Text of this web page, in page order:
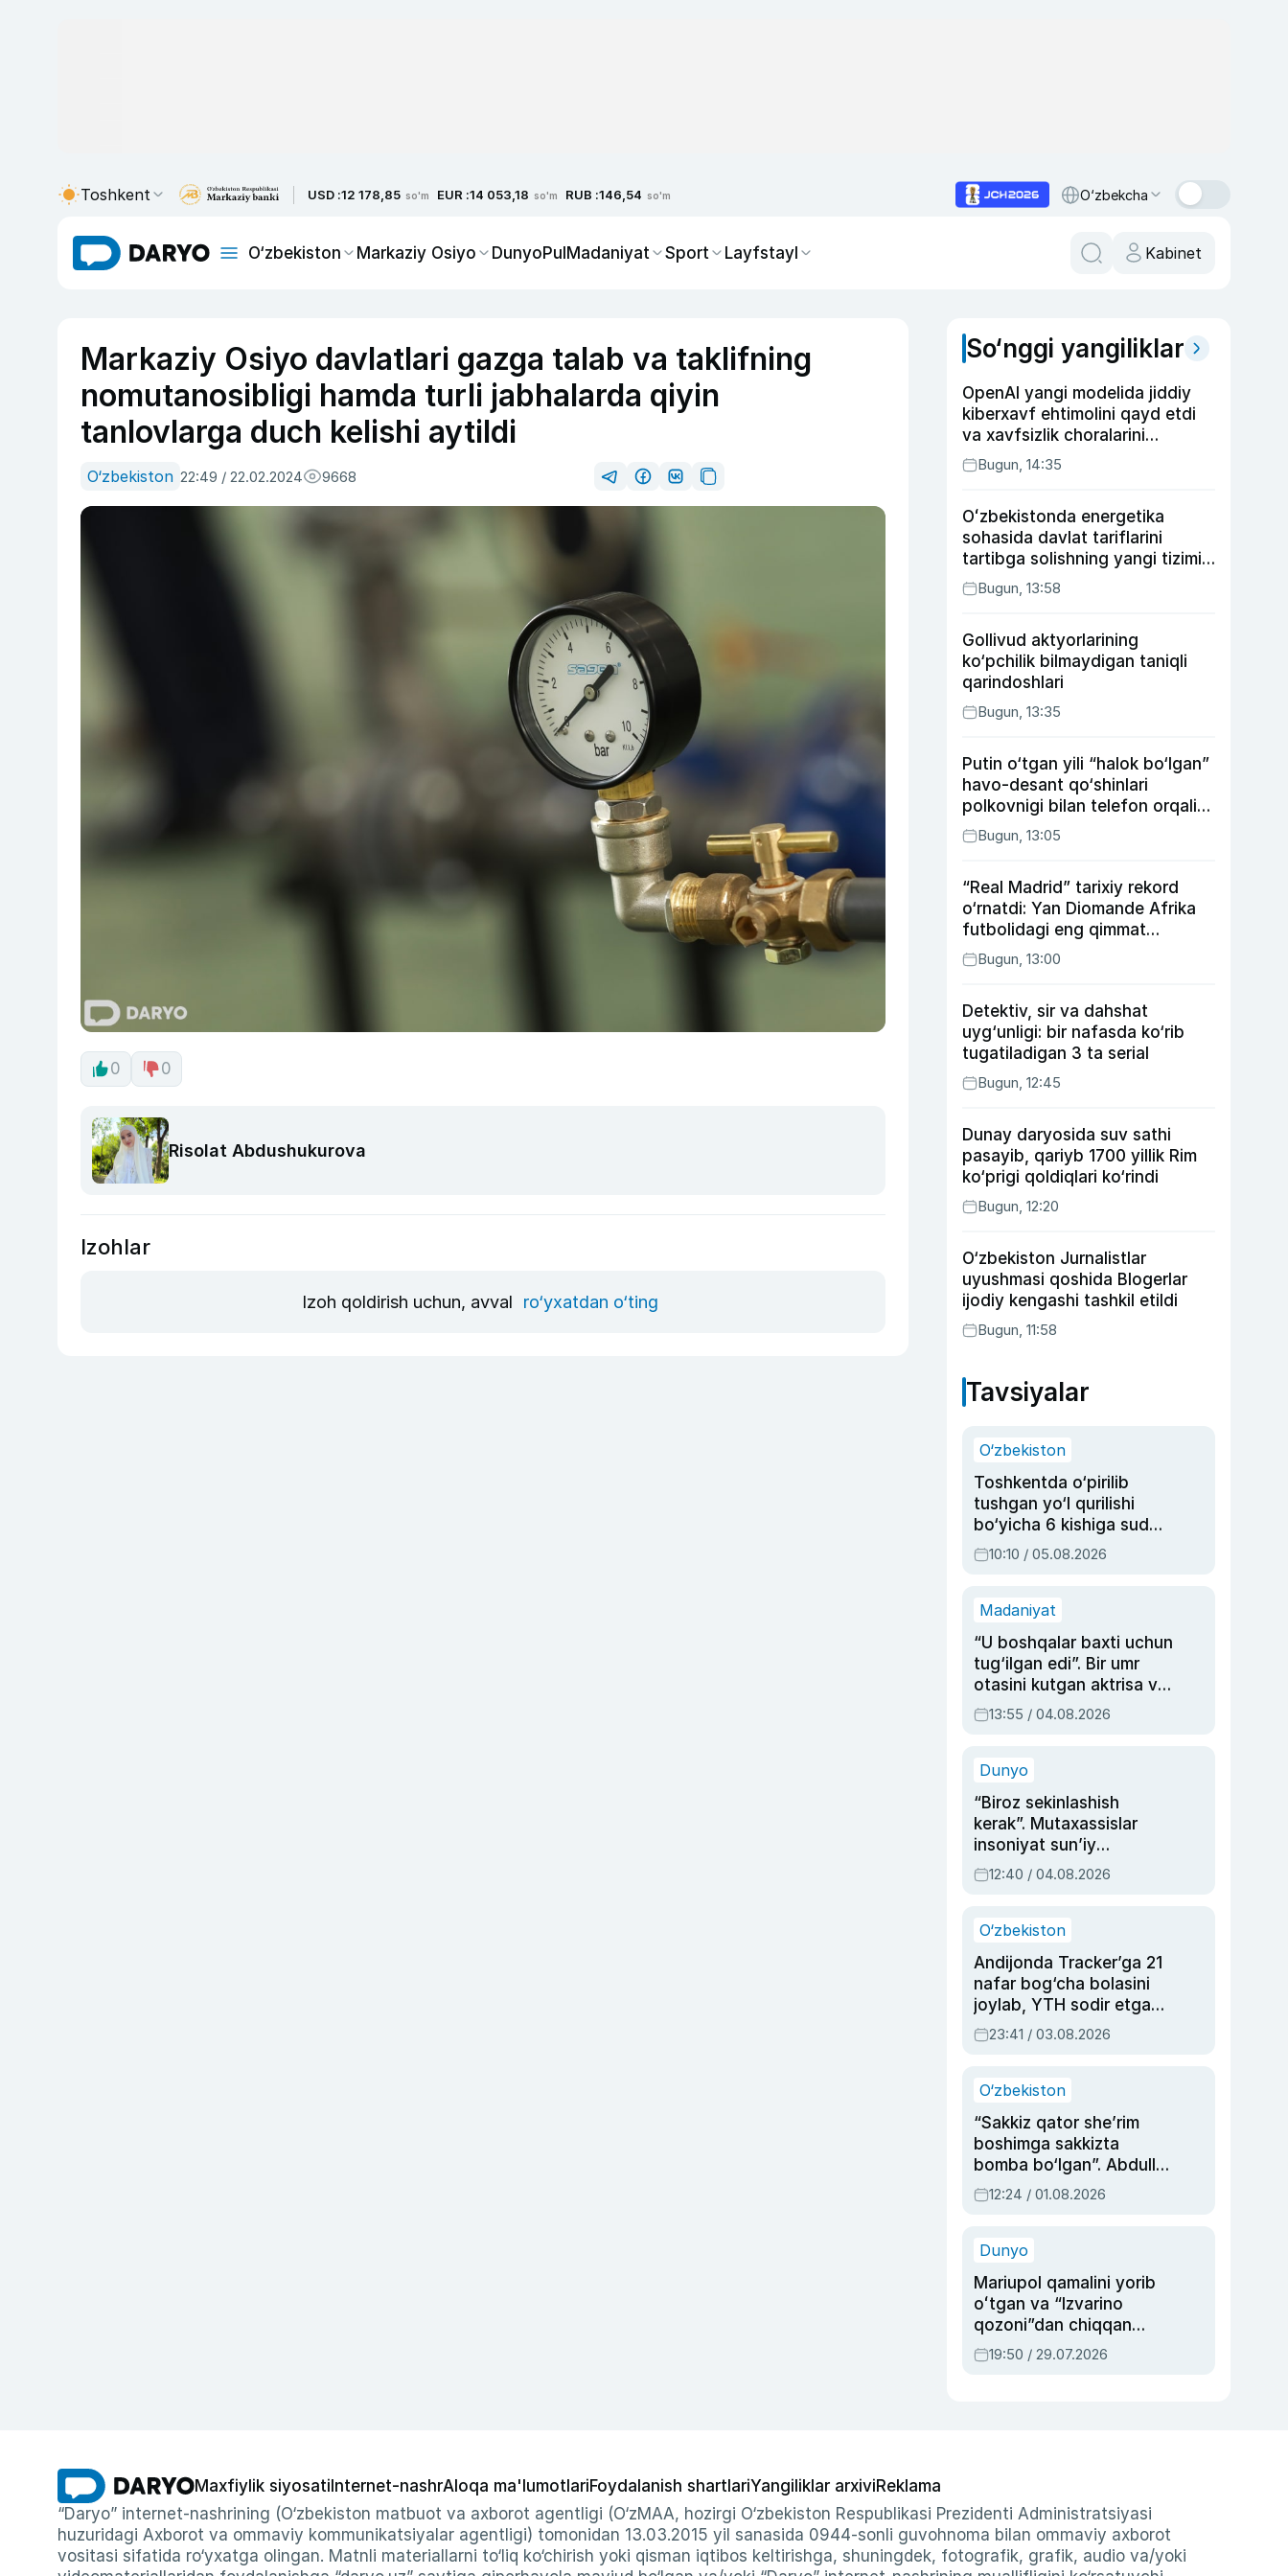
Toshkent USD :12 178,85 so'm EUR :14 053,18 so'm RUB :146,54 so'm O‘zbekcha
O‘zbekiston Markaziy Osiyo DunyoPulMadaniyat Sport Layfstayl Kabinet
Markaziy Osiyo davlatlari gazga talab va taklifning
nomutanosibligi hamda turli jabhalarda qiyin
tanlovlarga duch kelishi aytildi
O‘zbekiston 22:49 / 22.02.2024 9668
0 0
Risolat Abdushukurova
Izohlar
Izoh qoldirish uchun, avval ro‘yxatdan o‘ting
So‘nggi yangiliklar
OpenAI yangi modelida jiddiy
kiberxavf ehtimolini qayd etdi
va xavfsizlik choralarini
kuchaytirdi
Bugun, 14:35
Oʻzbekistonda energetika
sohasida davlat tariflarini
tartibga solishning yangi tizimi
joriy etildi
Bugun, 13:58
Gollivud aktyorlarining
ko‘pchilik bilmaydigan taniqli
qarindoshlari
Bugun, 13:35
Putin o‘tgan yili “halok bo‘lgan”
havo-desant qo‘shinlari
polkovnigi bilan telefon orqali
suhbatlashdi
Bugun, 13:05
“Real Madrid” tarixiy rekord
o‘rnatdi: Yan Diomande Afrika
futbolidagi eng qimmat
transferga aylandi
Bugun, 13:00
Detektiv, sir va dahshat
uyg‘unligi: bir nafasda ko‘rib
tugatiladigan 3 ta serial
Bugun, 12:45
Dunay daryosida suv sathi
pasayib, qariyb 1700 yillik Rim
ko‘prigi qoldiqlari ko‘rindi
Bugun, 12:20
O‘zbekiston Jurnalistlar
uyushmasi qoshida Blogerlar
ijodiy kengashi tashkil etildi
Bugun, 11:58
Tavsiyalar
O‘zbekiston
Toshkentda o‘pirilib
tushgan yo‘l qurilishi
bo‘yicha 6 kishiga sud
hukmi o‘qildi
10:10 / 05.08.2026
Madaniyat
“U boshqalar baxti uchun
tug‘ilgan edi”. Bir umr
otasini kutgan aktrisa va
dublyaj ustasi Rimma
Ahmedovaning
13:55 / 04.08.2026
Dunyo
“Biroz sekinlashish
kerak”. Mutaxassislar
insoniyat sun’iy
intellektni boshqara
olmay qolishidan xavotir
12:40 / 04.08.2026
O‘zbekiston
Andijonda Tracker’ga 21
nafar bog‘cha bolasini
joylab, YTH sodir etgan
ayolga sud hukmi o‘qildi
23:41 / 03.08.2026
O‘zbekiston
“Sakkiz qator she’rim
boshimga sakkizta
bomba bo‘lgan”. Abdulla
Oripovni siyosiy
ayblovlardan asrab
12:24 / 01.08.2026
Dunyo
Mariupol qamalini yorib
oʻtgan va “Izvarino
qozoni”dan chiqqan
qahramon — Ukraina
armiyasi bosh
19:50 / 29.07.2026
Maxfiylik siyosati Internet-nashrAloqa ma'lumotlariFoydalanish shartlariYangiliklar arxiviReklama
“Daryo” internet-nashrining (O‘zbekiston matbuot va axborot agentligi (O‘zMAA, hozirgi O‘zbekiston Respublikasi Prezidenti Administratsiyasi
huzuridagi Axborot va ommaviy kommunikatsiyalar agentligi) tomonidan 13.03.2015 yil sanasida 0944-sonli guvohnoma bilan ommaviy axborot
vositasi sifatida ro‘yxatga olingan. Matnli materiallarni to‘liq ko‘chirish yoki qisman iqtibos keltirishga, shuningdek, fotografik, grafik, audio va/yoki